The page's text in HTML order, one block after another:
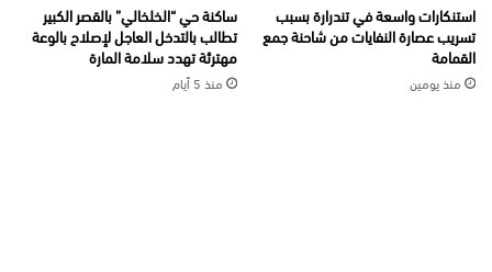
استنكارات واسعة في تندرارة بسبب
تسريب عصارة النفايات من شاحنة جمع
القمامة
منذ يومين
ساكنة حي “الخلخالي” بالقصر الكبير
تطالب بالتدخل العاجل لإصلاح بالوعة
مهترئة تهدد سلامة المارة
منذ 5 أيام